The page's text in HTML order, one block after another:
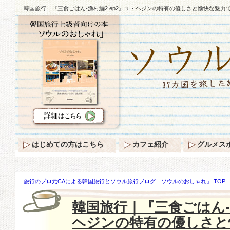
韓国旅行｜『三食ごはん-漁村編2 ep2』ユ・ヘジンの特有の優しさと愉快な魅力
旅行のプロ元CAによる韓国旅行とソウル旅行ブログ「ソウルのおしゃれ」 TOP
さと愉快な魅力で視聴率1位♪
韓国旅行｜『三食ごは
ヘジンの特有の優しさ
はじめての方はこちら カフェ紹介 グルメス